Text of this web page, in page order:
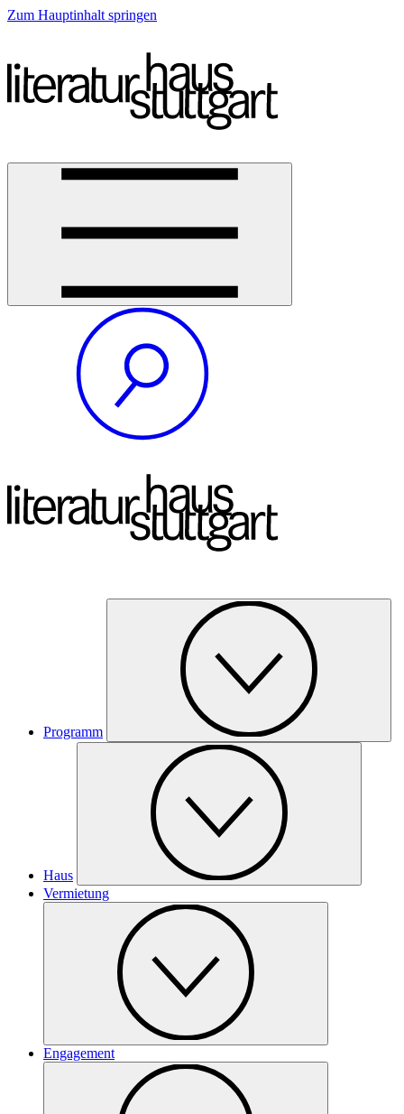
Zum Hauptinhalt springen
Programm
Haus
Vermietung
Engagement